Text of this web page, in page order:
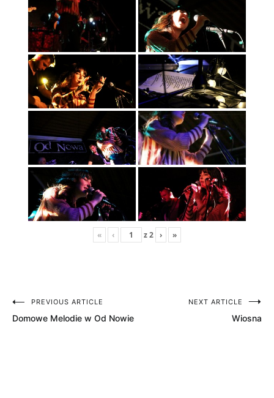
« ‹ z2 › »
Nawigacja
PREVIOUS ARTICLE
Domowe Melodie w Od Nowie
NEXT ARTICLE
Wiosna